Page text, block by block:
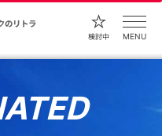
のリトラ
検討中 MENU